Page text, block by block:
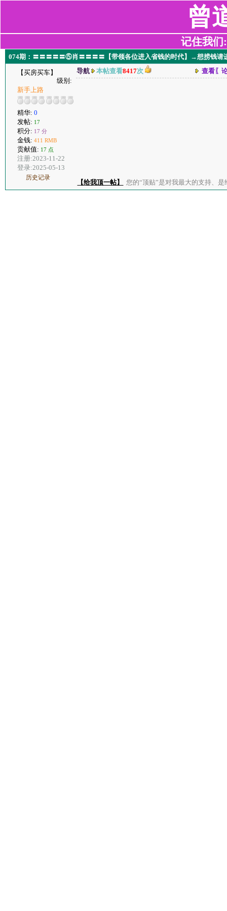
曾
记住我们
074期：〓〓〓〓〓⑤肖〓〓〓〓【带领各位进入省钱的时代】→想捞钱
【买房买车】
级别:
新手上路
精华: 0
发帖: 17
积分: 17 分
金钱: 411 RMB
贡献值: 17 点
注册:2023-11-22
登录:2025-05-13
历史记录
导航 本帖查看8417次 查看〖
【给我顶一帖】 您的“顶贴”是对我最大的支持、